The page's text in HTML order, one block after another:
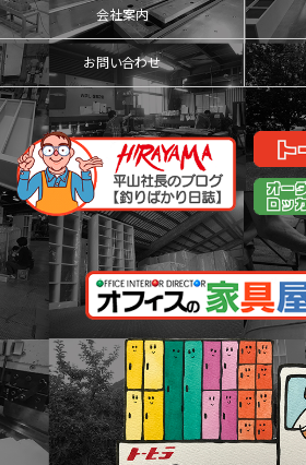
会社案内
お問い合わせ